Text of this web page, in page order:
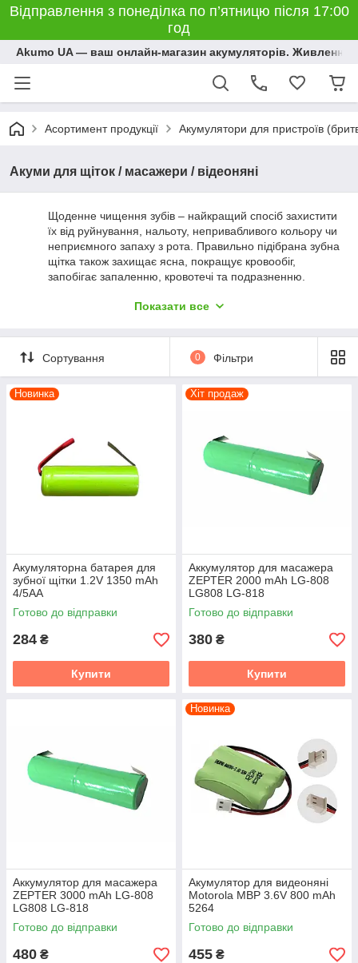
Відправлення з понеділка по п’ятницю після 17:00
год
Akumo UA — ваш онлайн-магазин акумуляторів. Живлення,
Асортимент продукції Акумулятори для пристроїв
Акуми для щіток / масажери / відеоняні
Щоденне чищення зубів – найкращий спосіб захистити
їх від руйнування, нальоту, непривабливого кольору чи
неприємного запаху з рота. Правильно підібрана зубна
щітка також захищає ясна, покращує кровообіг,
запобігає запаленню, кровотечі та подразненню.
батареї та акумулятори до зубної щітки
Замовляючи в нашому магазині Ви отримуєте надійний
виріб, який підлягає гарантійному обслуговуванню та
ремонту.
Показати все
Сортування 0 Фільтри
Новинка
Акумуляторна батарея для
зубної щітки 1.2V 1350 mAh
4/5AA
Готово до відправки
284 ₴
Купити
Хіт продаж
Аккумулятор для масажера
ZEPTER 2000 mAh LG-808
LG808 LG-818
Готово до відправки
380 ₴
Купити
Аккумулятор для масажера
ZEPTER 3000 mAh LG-808
LG808 LG-818
Готово до відправки
480 ₴
Новинка
Акумулятор для видеоняні
Motorola MBP 3.6V 800 mAh
5264
Готово до відправки
455 ₴